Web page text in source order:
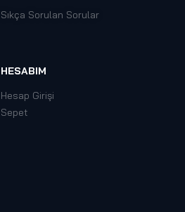
Sıkça Sorulan Sorular
HESABIM
Hesap Girişi
Sepet